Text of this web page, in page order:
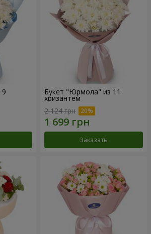
Букет "Юрмола" из 11
хризантем
2 124 грн
Заказать